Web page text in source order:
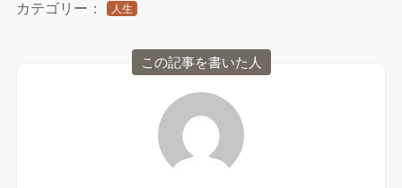
カテゴリー： 人生
この記事を書いた人